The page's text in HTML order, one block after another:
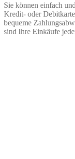
Sie können einfach
Kredit- oder
bequeme
sind Ihre Einkäufe